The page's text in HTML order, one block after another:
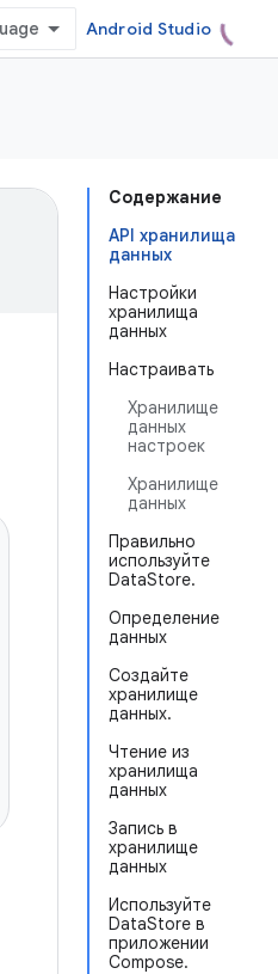
Android Studio
Содержание
API хранилища
данных
Настройки
хранилища
данных
Настраивать
Хранилище
данных
настроек
Хранилище
данных
Правильно
используйте
DataStore.
Определение
данных
Создайте
хранилище
данных.
Чтение из
хранилища
данных
Запись в
хранилище
данных
Используйте
DataStore в
приложении
Compose.